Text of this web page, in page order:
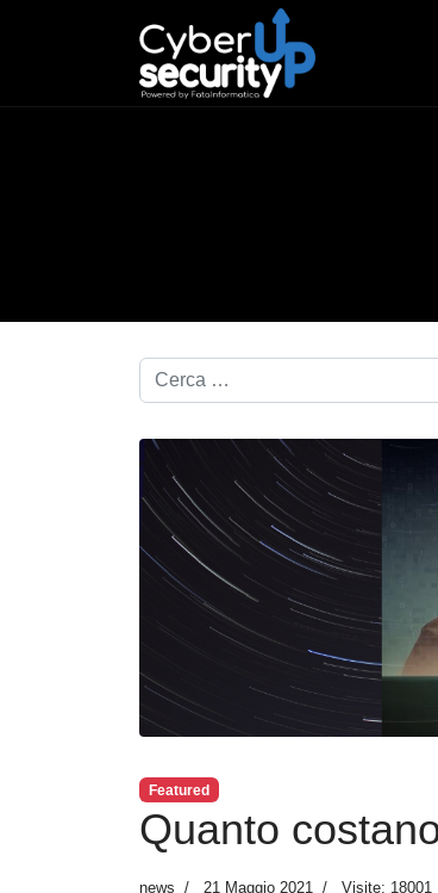
Cerca nel blog...
Featured
Quanto
news 21 Maggio 2021 Visite: 18001